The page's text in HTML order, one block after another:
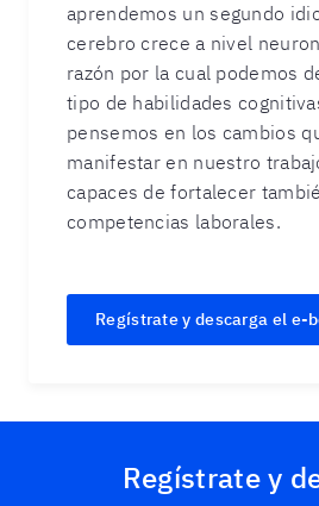
aprendemos un segundo
cerebro crece a nivel
razón por la cual podemos
tipo de habilidades
pensemos en los cambios
manifestar en nuestro
capaces de fortalecer
competencias laborales.
Regístrate y descarga el e-
Regístrate y